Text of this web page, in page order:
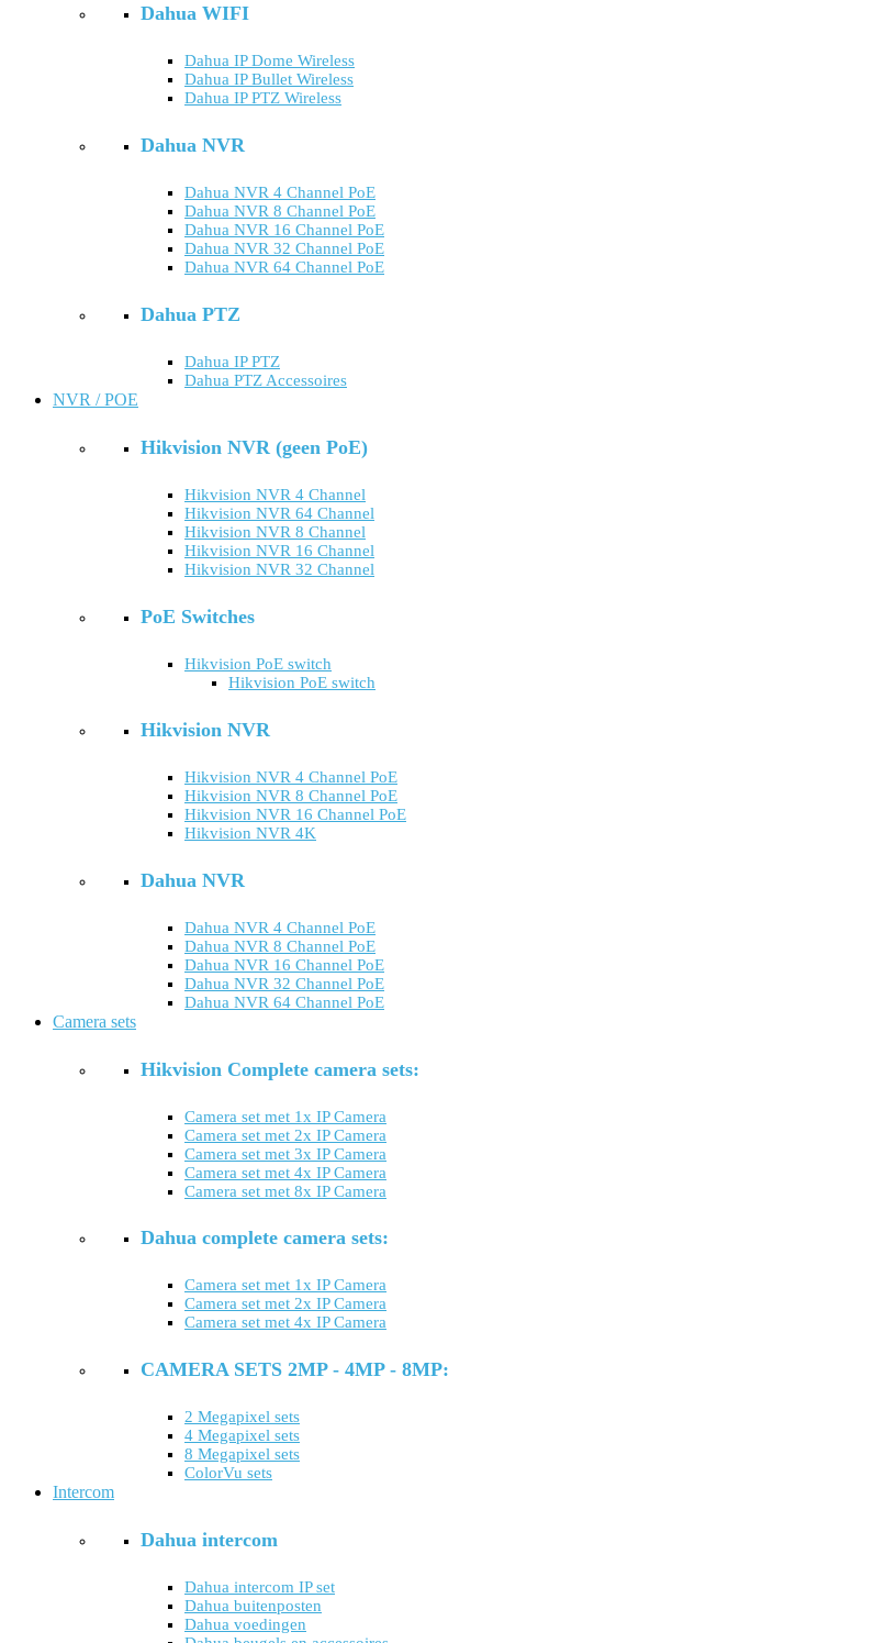
Dahua WIFI
Dahua IP Dome Wireless
Dahua IP Bullet Wireless
Dahua IP PTZ Wireless
Dahua NVR
Dahua NVR 4 Channel PoE
Dahua NVR 8 Channel PoE
Dahua NVR 16 Channel PoE
Dahua NVR 32 Channel PoE
Dahua NVR 64 Channel PoE
Dahua PTZ
Dahua IP PTZ
Dahua PTZ Accessoires
NVR / POE
Hikvision NVR (geen PoE)
Hikvision NVR 4 Channel
Hikvision NVR 64 Channel
Hikvision NVR 8 Channel
Hikvision NVR 16 Channel
Hikvision NVR 32 Channel
PoE Switches
Hikvision PoE switch
Hikvision PoE switch
Hikvision NVR
Hikvision NVR 4 Channel PoE
Hikvision NVR 8 Channel PoE
Hikvision NVR 16 Channel PoE
Hikvision NVR 4K
Dahua NVR
Dahua NVR 4 Channel PoE
Dahua NVR 8 Channel PoE
Dahua NVR 16 Channel PoE
Dahua NVR 32 Channel PoE
Dahua NVR 64 Channel PoE
Camera sets
Hikvision Complete camera sets:
Camera set met 1x IP Camera
Camera set met 2x IP Camera
Camera set met 3x IP Camera
Camera set met 4x IP Camera
Camera set met 8x IP Camera
Dahua complete camera sets:
Camera set met 1x IP Camera
Camera set met 2x IP Camera
Camera set met 4x IP Camera
CAMERA SETS 2MP - 4MP - 8MP:
2 Megapixel sets
4 Megapixel sets
8 Megapixel sets
ColorVu sets
Intercom
Dahua intercom
Dahua intercom IP set
Dahua buitenposten
Dahua voedingen